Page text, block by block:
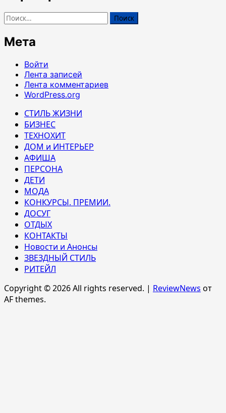
Найти:
Мета
Войти
Лента записей
Лента комментариев
WordPress.org
СТИЛЬ ЖИЗНИ
БИЗНЕС
ТЕХНОХИТ
ДОМ и ИНТЕРЬЕР
АФИША
ПЕРСОНА
ДЕТИ
МОДА
КОНКУРСЫ. ПРЕМИИ.
ДОСУГ
ОТДЫХ
КОНТАКТЫ
Новости и Анонсы
ЗВЕЗДНЫЙ СТИЛЬ
РИТЕЙЛ
Copyright © 2026 All rights reserved. | ReviewNews от
AF themes.